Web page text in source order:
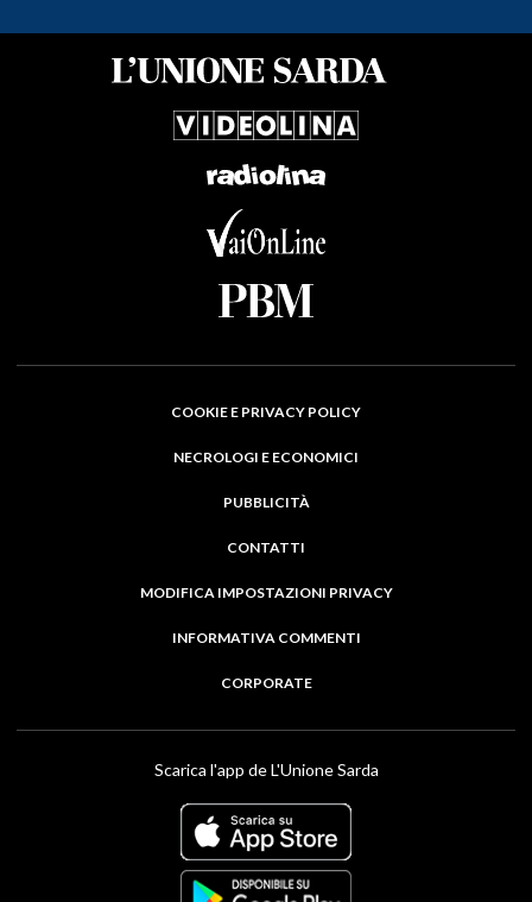
COOKIE E PRIVACY POLICY
NECROLOGI E ECONOMICI
PUBBLICITÀ
CONTATTI
MODIFICA IMPOSTAZIONI PRIVACY
INFORMATIVA COMMENTI
CORPORATE
Scarica l'app de L'Unione Sarda